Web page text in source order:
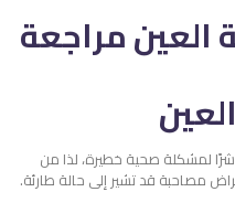
مراجعة
لمشكلة صحية خطيرة، لذا من
مصاحبة قد تشير إلى حالة طارئة.